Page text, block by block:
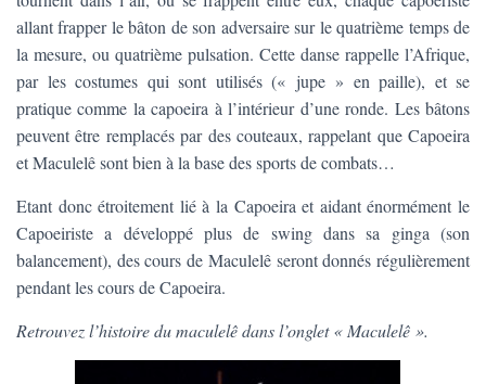
allant frapper le bâton de son adversaire sur le quatrième temps de
la mesure, ou quatrième pulsation. Cette danse rappelle l’Afrique,
par les costumes qui sont utilisés (« jupe » en paille), et se
pratique comme la capoeira à l’intérieur d’une ronde. Les bâtons
peuvent être remplacés par des couteaux, rappelant que Capoeira
et Maculelê sont bien à la base des sports de combats…
Etant donc étroitement lié à la Capoeira et aidant énormément le
Capoeiriste a développé plus de swing dans sa ginga (son
balancement), des cours de Maculelê seront donnés régulièrement
pendant les cours de Capoeira.
Retrouvez l’histoire du maculelê dans l’onglet « Maculelê ».